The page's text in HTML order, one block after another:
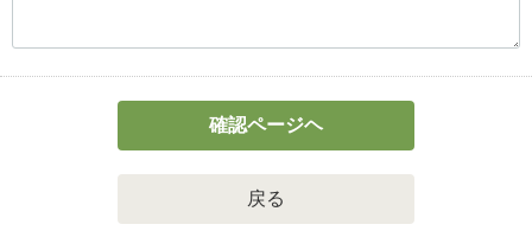
確認ページヘ
戻る